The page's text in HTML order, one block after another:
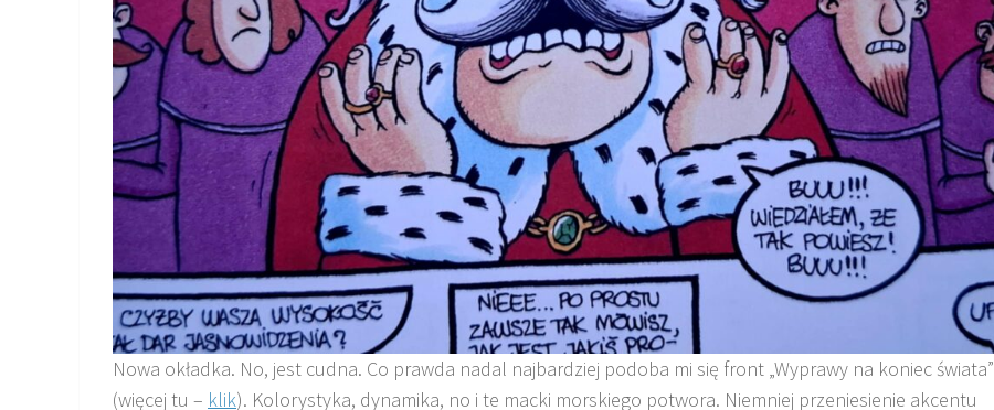
Nowa okładka. No, jest cudna. Co prawda nadal najbardziej podoba mi się front „Wyprawy na koniec świata”
(więcej tu – klik). Kolorystyka, dynamika, no i te macki morskiego potwora. Niemniej przeniesienie akcentu